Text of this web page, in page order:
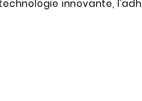
innovante,